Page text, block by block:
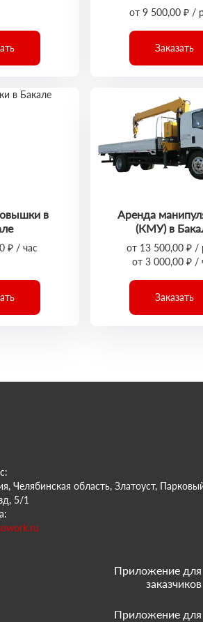
от 9 500,00 ₽ /
Заказать
в
₽ / час
Аренда
(КМУ) в
от 13 500,00 ₽ /
от 3 000,00 ₽ /
Заказать
Челябинская область, Златоуст,
5/1
Приложение для
заказчиков
Приложение для